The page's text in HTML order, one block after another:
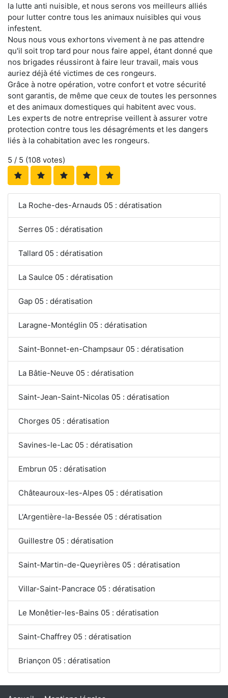
la lutte anti nuisible, et nous serons vos meilleurs alliés
pour lutter contre tous les animaux nuisibles qui vous
infestent.
Nous nous vous exhortons vivement à ne pas attendre
qu'il soit trop tard pour nous faire appel, étant donné que
nos brigades réussiront à faire leur travail, mais vous
auriez déjà été victimes de ces rongeurs.
Grâce à notre opération, votre confort et votre sécurité
sont garantis, de même que ceux de toutes les personnes
et des animaux domestiques qui habitent avec vous.
Les experts de notre entreprise veillent à assurer votre
protection contre tous les désagréments et les dangers
liés à la cohabitation avec les rongeurs.
5 / 5 (108 votes)
La Roche-des-Arnauds 05 : dératisation
Serres 05 : dératisation
Tallard 05 : dératisation
La Saulce 05 : dératisation
Gap 05 : dératisation
Laragne-Montéglin 05 : dératisation
Saint-Bonnet-en-Champsaur 05 : dératisation
La Bâtie-Neuve 05 : dératisation
Saint-Jean-Saint-Nicolas 05 : dératisation
Chorges 05 : dératisation
Savines-le-Lac 05 : dératisation
Embrun 05 : dératisation
Châteauroux-les-Alpes 05 : dératisation
L'Argentière-la-Bessée 05 : dératisation
Guillestre 05 : dératisation
Saint-Martin-de-Queyrières 05 : dératisation
Villar-Saint-Pancrace 05 : dératisation
Le Monêtier-les-Bains 05 : dératisation
Saint-Chaffrey 05 : dératisation
Briançon 05 : dératisation